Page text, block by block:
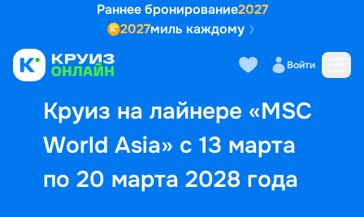
Раннее бронирование2027
2027миль каждому
Войти
Круиз на лайнере «MSC
World Asia» с 13 марта
по 20 марта 2028 года
Выбор кают Маршрут и